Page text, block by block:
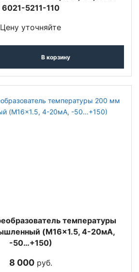
6021-5211-110
Цену уточняйте
В корзину
температуры
(M16x1.5, 4-20мА,
-50…+150)
8 000руб.